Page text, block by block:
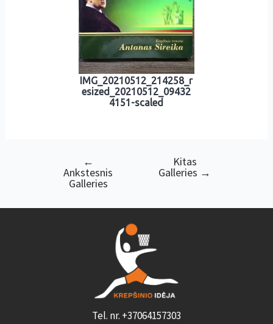
IMG_20210512_214258_r
esized_20210512_09432
4151-scaled
←
Ankstesnis
Galleries
Kitas
Galleries →
Tel. nr. +37064157303